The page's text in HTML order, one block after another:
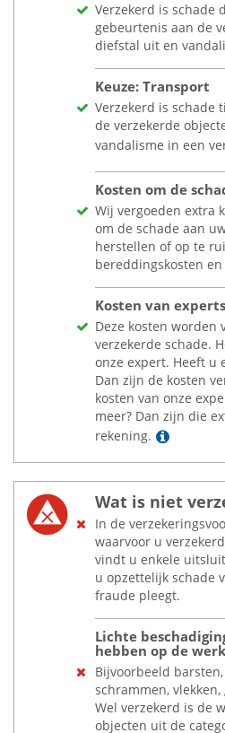
Verzekerd is schade
gebeurtenis aan de
diefstal uit en
Keuze: Transport
Verzekerd is schade
de verzekerde
vandalisme in een
Kosten om de
Wij vergoeden extra
om de schade aan
herstellen of op te
bereddingskosten
Kosten van experts
Deze kosten worden
verzekerde schade.
onze expert. Heeft u
Dan zijn de kosten
kosten van onze
meer? Dan zijn die
rekening.
Lees
Wat is niet
In de
waarvoor u
vindt u enkele
u opzettelijk schade
fraude pleegt.
Lichte
hebben op de
Bijvoorbeeld
schrammen,
Wel verzekerd is de
objecten uit de